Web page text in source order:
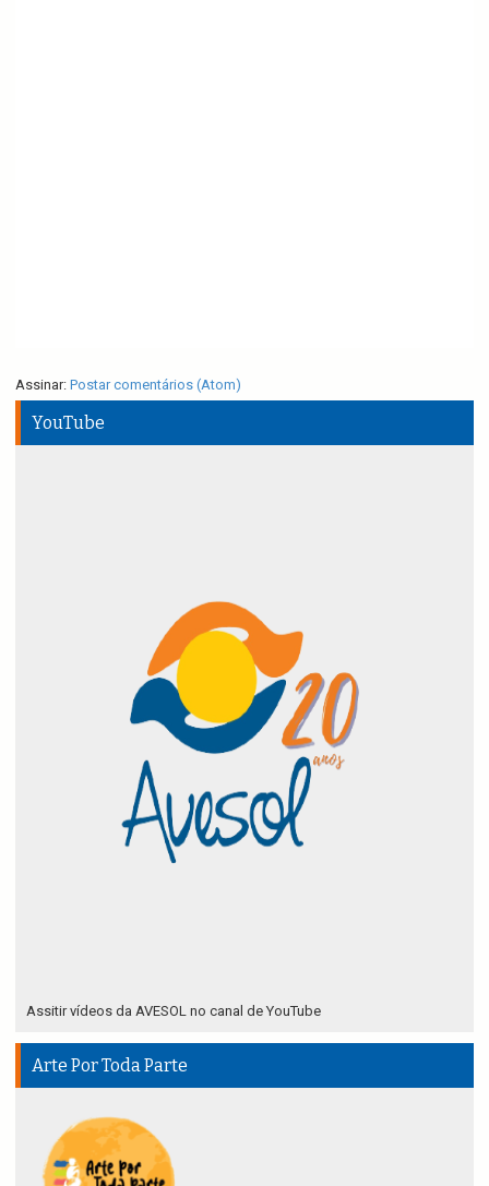
Assinar: Postar comentários (Atom)
YouTube
Assitir vídeos da AVESOL no canal de YouTube
Arte Por Toda Parte